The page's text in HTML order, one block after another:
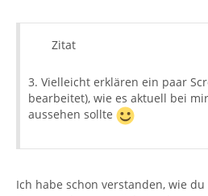
Zitat
3. Vielleicht erklären ein paar
bearbeitet), wie es aktuell bei
aussehen sollte
Ich habe schon verstanden, wie